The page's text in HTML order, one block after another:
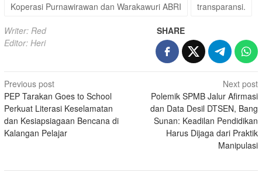
Koperasi Purnawirawan dan Warakawuri ABRI
transparansi.
Writer: Red
Editor: Heri
SHARE
Post
navigation
Previous post
PEP Tarakan Goes to School
Perkuat Literasi Keselamatan
dan Kesiapsiagaan Bencana di
Kalangan Pelajar
Next post
Polemik SPMB Jalur Afirmasi
dan Data Desil DTSEN, Bang
Sunan: Keadilan Pendidikan
Harus Dijaga dari Praktik
Manipulasi